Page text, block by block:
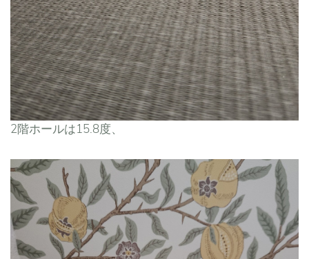
2階ホールは15.8度、